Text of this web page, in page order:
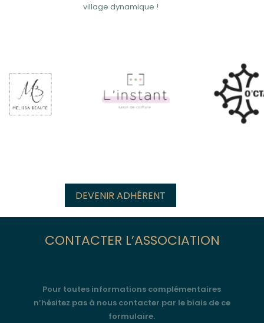
village dynamique !
DEVENIR ADHÉRENT
CONTACTER L’ASSOCIATION
Pour toutes informations complémentaires
n’hésitez pas à nous contacter par le biais de ce
formulaire.